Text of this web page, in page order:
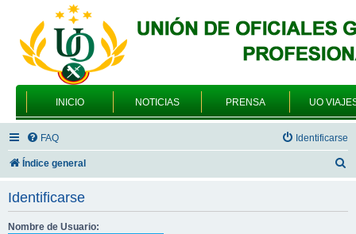
INICIO NOTICIAS PRENSA UO
FAQ Identificarse
Índice general
Identificarse
Nombre de Usuario: